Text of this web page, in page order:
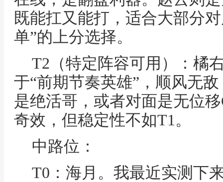
既能扛又能打，适合大部分
单”的上分选择。
T2（特定阵容可用）：橘
于“前期节奏英雄”，顺风无
是绝活哥，或者对面是无位
奇效，但稳定性不如T1。
中路位：
T0：海月。我最近实测下